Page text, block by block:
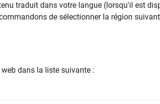
traduit dans votre langue (lorsqu'il est
de sélectionner la région
dans la liste suivante :